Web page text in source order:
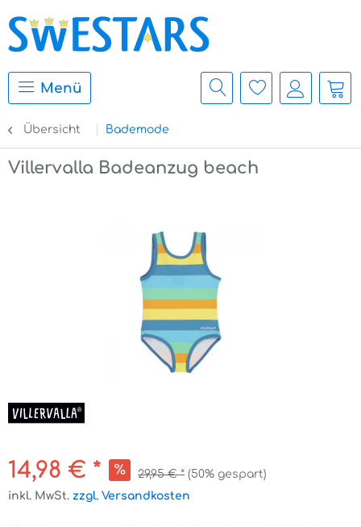
Menü
Übersicht Bademode
Villervalla Badeanzug beach
14,98 € * 29,95 € * (50% gespart)
inkl. MwSt. zzgl. Versandkosten